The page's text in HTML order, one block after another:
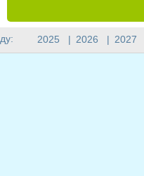
2025 | 2026 | 2027